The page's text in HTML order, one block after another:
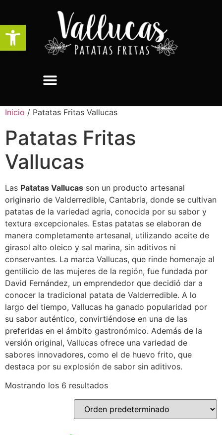
Abrir barra de herramientas
Inicio / Patatas Fritas Vallucas
Patatas Fritas
Vallucas
Las Patatas Vallucas son un producto artesanal
originario de Valderredible, Cantabria, donde se cultivan
patatas de la variedad agria, conocida por su sabor y
textura excepcionales. Estas patatas se elaboran de
manera completamente artesanal, utilizando aceite de
girasol alto oleico y sal marina, sin aditivos ni
conservantes. La marca Vallucas, que rinde homenaje al
gentilicio de las mujeres de la región, fue fundada por
David Fernández, un emprendedor que decidió dar a
conocer la tradicional patata de Valderredible. A lo
largo del tiempo, Vallucas ha ganado popularidad por
su sabor auténtico, convirtiéndose en una de las
preferidas en el ámbito gastronómico. Además de la
versión original, Vallucas ofrece una variedad de
sabores innovadores, como el de huevo frito, que
destaca por su explosión de sabor sin aditivos.
Mostrando los 6 resultados